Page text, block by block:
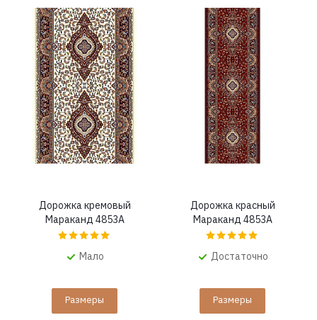
Дорожка кремовый
Мараканд 4853A
Мало
Размеры
Дорожка красный
Мараканд 4853A
Достаточно
Размеры